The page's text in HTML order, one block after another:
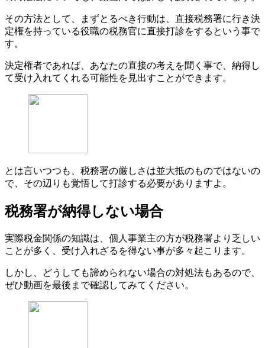
その方法として、まずとるべき行動は、直接税務署に行き決
定権を持っている役職の税務官に直接打診をするという事で
す。
決定権者であれば、あなたの直接の考えを聞く事で、納得し
て受け入れてくれる可能性を見出すことができます。
とは言いつつも、税務署の厳しさは並大抵のものではないの
で、その辺りも覚悟して打診する必要がありますよ。
税務署が納得しない場合
実際税金関係の知識は、個人事業主の方が税務署より乏しい
ことが多く、受け入れざるを得ない事が多々起こります。
しかし、どうしても諦められない場合の対処法もあるので、
ぜひ動画を最後まで確認してみてください。